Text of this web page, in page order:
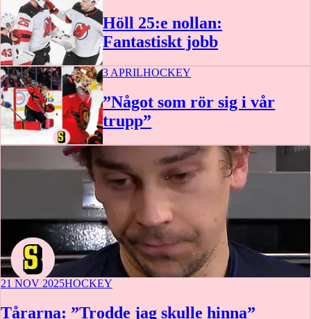
Höll 25:e nollan:
Fantastiskt jobb
3 APRILHOCKEY
”Något som rör sig i vår
trupp”
21 NOV 2025HOCKEY
Tårarna: ”Trodde jag skulle hinna”